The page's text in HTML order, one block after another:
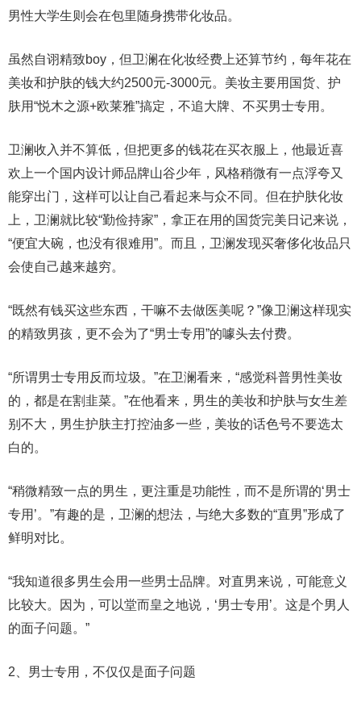
男性大学生则会在包里随身携带化妆品。
虽然自诩精致boy，但卫澜在化妆经费上还算节约，每年花在
美妆和护肤的钱大约2500元-3000元。美妆主要用国货、护
肤用“悦木之源+欧莱雅”搞定，不追大牌、不买男士专用。
卫澜收入并不算低，但把更多的钱花在买衣服上，他最近喜
欢上一个国内设计师品牌山谷少年，风格稍微有一点浮夸又
能穿出门，这样可以让自己看起来与众不同。但在护肤化妆
上，卫澜就比较“勤俭持家”，拿正在用的国货完美日记来说，
“便宜大碗，也没有很难用”。而且，卫澜发现买奢侈化妆品只
会使自己越来越穷。
“既然有钱买这些东西，干嘛不去做医美呢？”像卫澜这样现实
的精致男孩，更不会为了“男士专用”的噱头去付费。
“所谓男士专用反而垃圾。”在卫澜看来，“感觉科普男性美妆
的，都是在割韭菜。”在他看来，男生的美妆和护肤与女生差
别不大，男生护肤主打控油多一些，美妆的话色号不要选太
白的。
“稍微精致一点的男生，更注重是功能性，而不是所谓的‘男士
专用’。”有趣的是，卫澜的想法，与绝大多数的“直男”形成了
鲜明对比。
“我知道很多男生会用一些男士品牌。对直男来说，可能意义
比较大。因为，可以堂而皇之地说，‘男士专用’。这是个男人
的面子问题。”
2、男士专用，不仅仅是面子问题